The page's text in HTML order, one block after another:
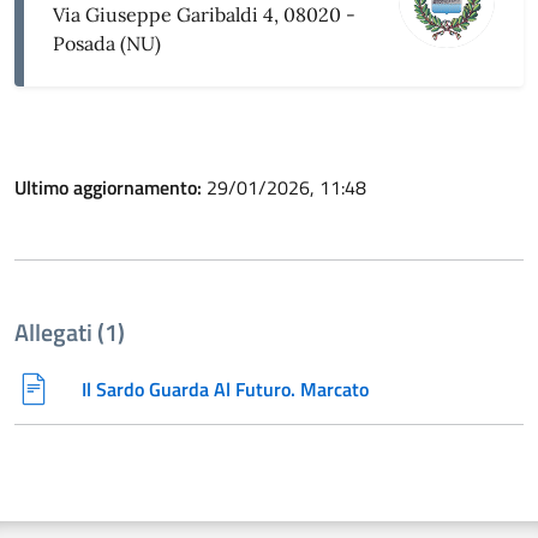
Via Giuseppe Garibaldi 4, 08020 -
Posada (NU)
Ultimo aggiornamento: 29/01/2026, 11:48
Allegati (1)
Il Sardo Guarda Al Futuro. Marcato